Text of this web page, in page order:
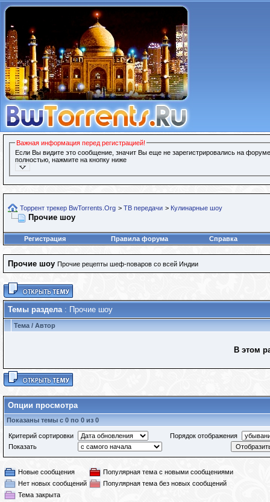
Важная информация перед регистрацией!
Если Вы видите это сообщение, значит Вы еще не зарегистрировались на
полностью, нажмите на кнопку ниже
Торрент трекер BwTorrents.Org > ТВ передачи > Кулинарные шоу
Прочие шоу
Регистрация Правила форума Справка
Прочие шоу Прочие рецепты шеф-поваров со всей Индии
Темы раздела: Прочие шоу
Тема / Автор
В этом
Опции просмотра
Показаны темы с 0 по 0 из 0
Критерий сортировки
Порядок отображения
Показать
Новые сообщения
Популярная тема с новыми сообщениями
Нет новых сообщений
Популярная тема без новых сообщений
Тема закрыта